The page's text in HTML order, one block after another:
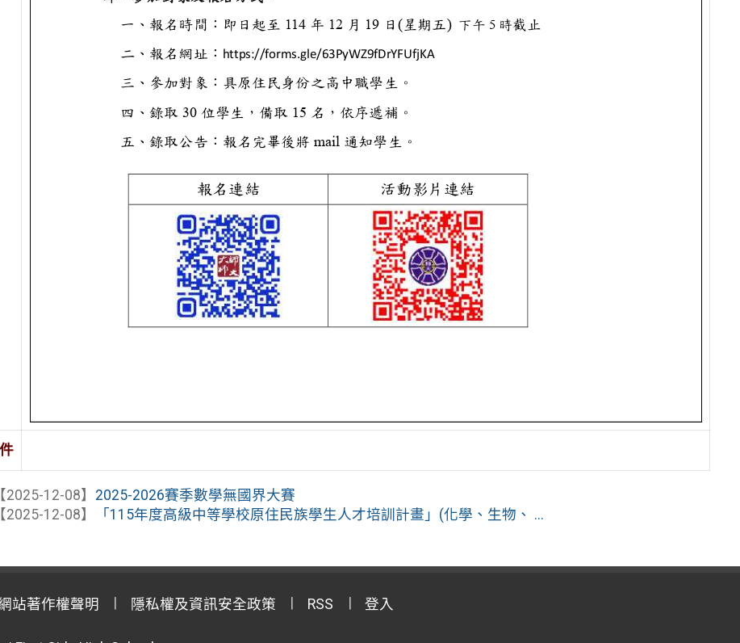
【2025-12-08】 2025-2026賽季數學無國界大賽
【2025-12-08】
「115年度高級中等學校原住民族學生人才培訓計畫」(化學、生物、 ...
站著作權聲明 隱私權及資訊安全政策 RSS 登入